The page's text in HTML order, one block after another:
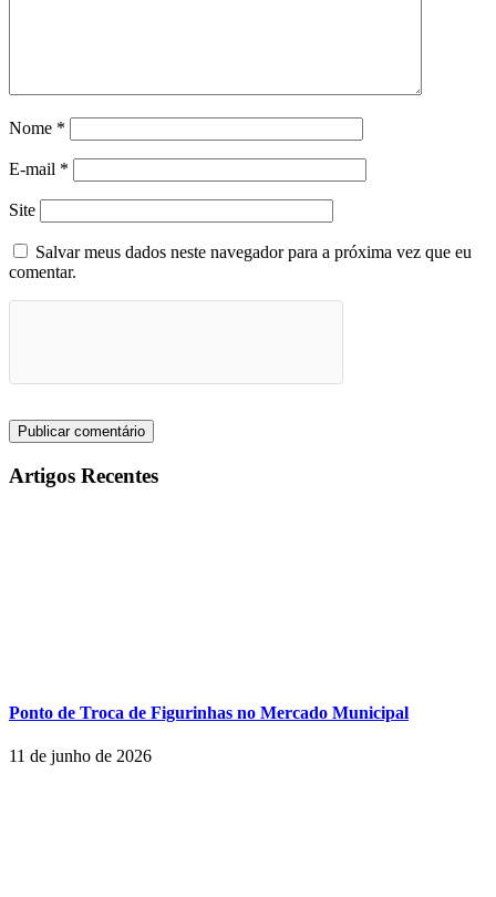
Nome *
E-mail *
Site
Salvar meus dados neste navegador para a próxima vez que eu
comentar.
Artigos Recentes
Ponto de Troca de Figurinhas no Mercado Municipal
11 de junho de 2026